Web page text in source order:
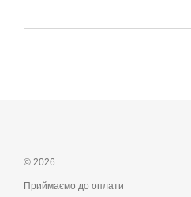
© 2026
Приймаємо до оплати